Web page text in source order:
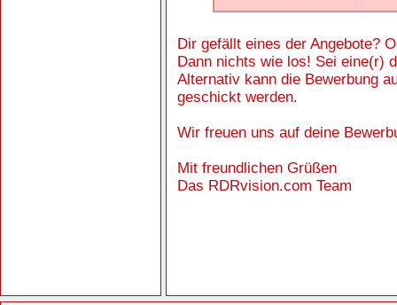
Dir gefällt eines der Angebote?
Dann nichts wie los! Sei eine(r)
Alternativ kann die Bewerbung
geschickt werden.
Wir freuen uns auf deine
Mit freundlichen Grüßen
Das RDRvision.com Team